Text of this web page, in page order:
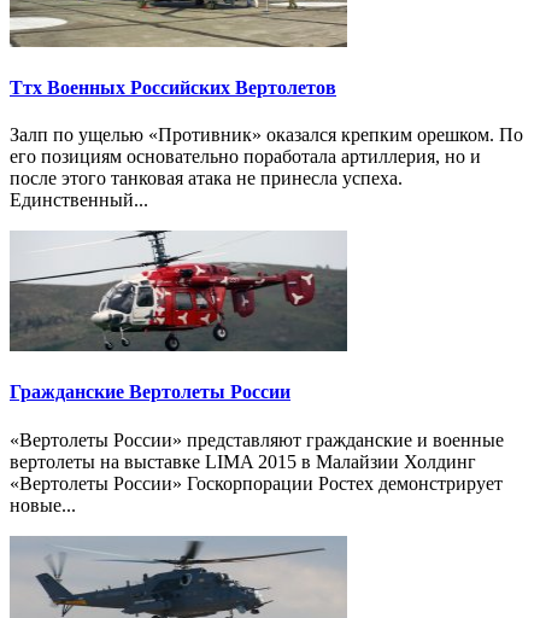
Ттх Военных Российских Вертолетов
Залп по ущелью «Противник» оказался крепким орешком. По
его позициям основательно поработала артиллерия, но и
после этого танковая атака не принесла успеха.
Единственный...
Гражданские Вертолеты России
«Вертолеты России» представляют гражданские и военные
вертолеты на выставке LIMA 2015 в Малайзии Холдинг
«Вертолеты России» Госкорпорации Ростех демонстрирует
новые...